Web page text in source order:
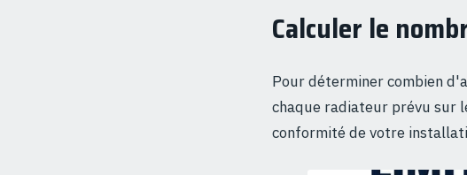
Calculer le
Pour déterminer combien
chaque radiateur prévu sur
conformité de votre